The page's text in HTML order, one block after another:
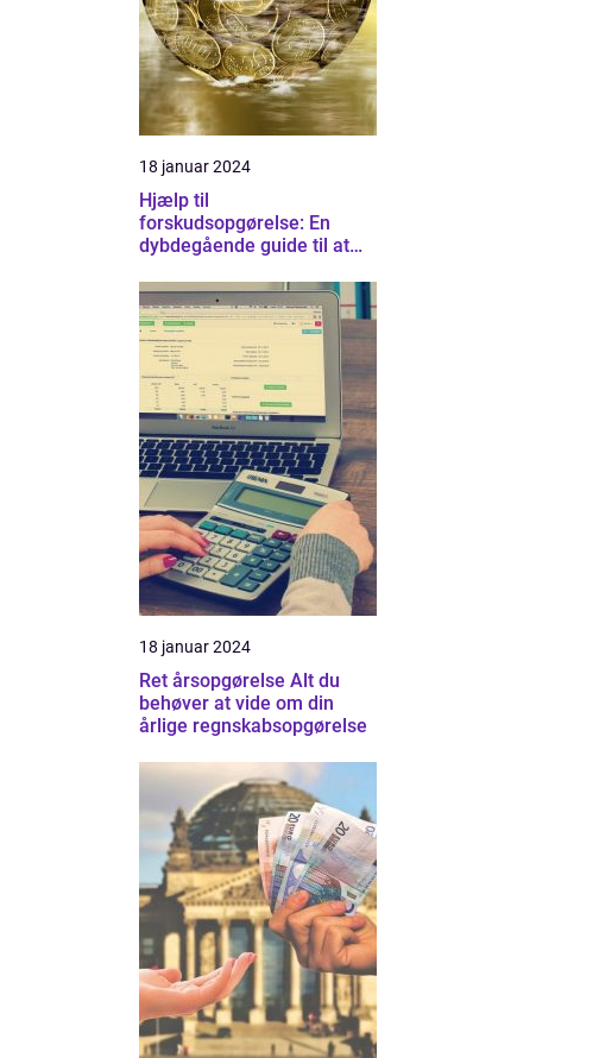
18 januar 2024
Hjælp til
forskudsopgørelse: En
dybdegående guide til at
skatteforhold
18 januar 2024
Ret årsopgørelse Alt du
behøver at vide om din
årlige regnskabsopgørelse